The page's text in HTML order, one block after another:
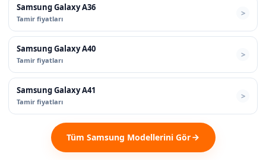
Samsung Galaxy A36
Tamir fiyatları
Samsung Galaxy A40
Tamir fiyatları
Samsung Galaxy A41
Tamir fiyatları
Tüm Samsung Modellerini Gör